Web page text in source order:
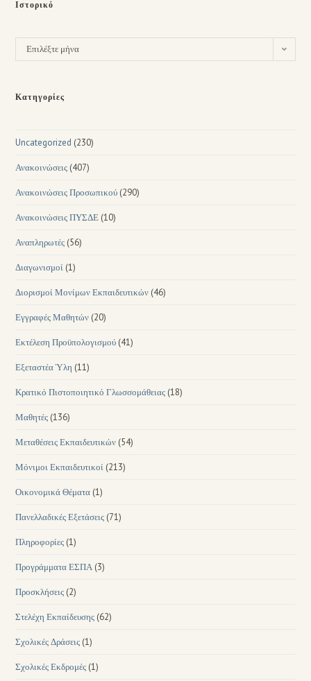
Ιστορικό
Επιλέξτε μήνα
Κατηγορίες
Uncategorized (230)
Ανακοινώσεις (407)
Ανακοινώσεις Προσωπικού (290)
Ανακοινώσεις ΠΥΣΔΕ (10)
Αναπληρωτές (56)
Διαγωνισμοί (1)
Διορισμοί Μονίμων Εκπαιδευτικών (46)
Εγγραφές Μαθητών (20)
Εκτέλεση Προϋπολογισμού (41)
Εξεταστέα Ύλη (11)
Κρατικό Πιστοποιητικό Γλωσσομάθειας (18)
Μαθητές (136)
Μεταθέσεις Εκπαιδευτικών (54)
Μόνιμοι Εκπαιδευτικοί (213)
Οικονομικά Θέματα (1)
Πανελλαδικές Εξετάσεις (71)
Πληροφορίες (1)
Προγράμματα ΕΣΠΑ (3)
Προσκλήσεις (2)
Στελέχη Εκπαίδευσης (62)
Σχολικές Δράσεις (1)
Σχολικές Εκδρομές (1)